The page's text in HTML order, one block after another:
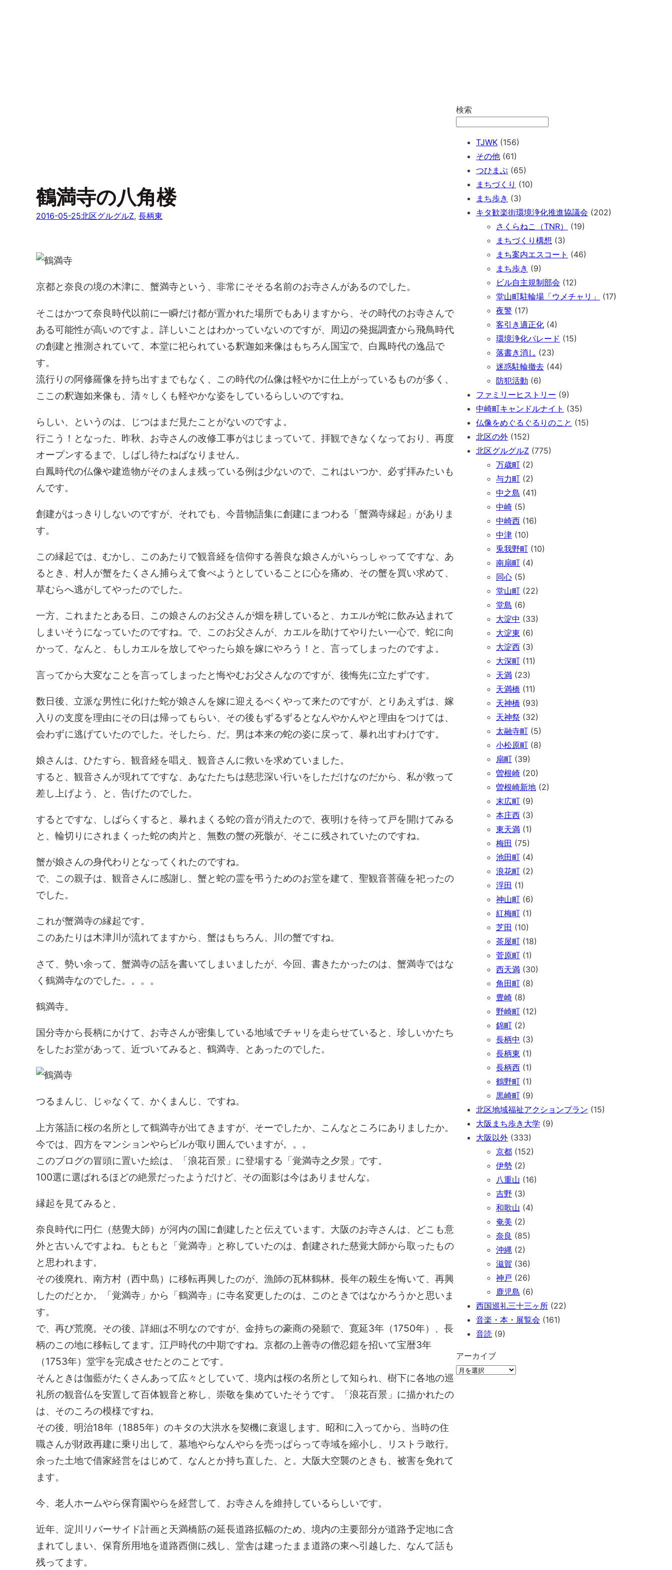
鶴満寺の八角楼
2016-05-25北区グルグルZ, 長柄東
京都と奈良の境の木津に、蟹満寺という、非常にそそる名前のお寺さんがあるのでした。
そこはかつて奈良時代以前に一瞬だけ都が置かれた場所でもありますから、その時代のお寺さんで
ある可能性が高いのですよ。詳しいことはわかっていないのですが、周辺の発掘調査から飛鳥時代
の創建と推測されていて、本堂に祀られている釈迦如来像はもちろん国宝で、白鳳時代の逸品で
す。
流行りの阿修羅像を持ち出すまでもなく、この時代の仏像は軽やかに仕上がっているものが多く、
ここの釈迦如来像も、清々しくも軽やかな姿をしているらしいのですね。
らしい、というのは、じつはまだ見たことがないのですよ。
行こう！となった、昨秋、お寺さんの改修工事がはじまっていて、拝観できなくなっており、再度
オープンするまで、しばし待たねばなりません。
白鳳時代の仏像や建造物がそのまんま残っている例は少ないので、これはいつか、必ず拝みたいも
んです。
創建がはっきりしないのですが、それでも、今昔物語集に創建にまつわる「蟹満寺縁起」がありま
す。
この縁起では、むかし、このあたりで観音経を信仰する善良な娘さんがいらっしゃってですな、あ
るとき、村人が蟹をたくさん捕らえて食べようとしていることに心を痛め、その蟹を買い求めて、
草むらへ逃がしてやったのでした。
一方、これまたとある日、この娘さんのお父さんが畑を耕していると、カエルが蛇に飲み込まれて
しまいそうになっていたのですね。で、このお父さんが、カエルを助けてやりたい一心で、蛇に向
かって、なんと、もしカエルを放してやったら娘を嫁にやろう！と、言ってしまったのですよ。
言ってから大変なことを言ってしまったと悔やむお父さんなのですが、後悔先に立たずです。
数日後、立派な男性に化けた蛇が娘さんを嫁に迎えるべくやって来たのですが、とりあえずは、嫁
入りの支度を理由にその日は帰ってもらい、その後もずるずるとなんやかんやと理由をつけては、
会わずに逃げていたのでした。そしたら、だ。男は本来の蛇の姿に戻って、暴れ出すわけです。
娘さんは、ひたすら、観音経を唱え、観音さんに救いを求めていました。
すると、観音さんが現れてですな、あなたたちは慈悲深い行いをしただけなのだから、私が救って
差し上げよう、と、告げたのでした。
するとですな、しばらくすると、暴れまくる蛇の音が消えたので、夜明けを待って戸を開けてみる
と、輪切りにされまくった蛇の肉片と、無数の蟹の死骸が、そこに残されていたのですね。
蟹が娘さんの身代わりとなってくれたのですね。
で、この親子は、観音さんに感謝し、蟹と蛇の霊を弔うためのお堂を建て、聖観音菩薩を祀ったの
でした。
これが蟹満寺の縁起です。
このあたりは木津川が流れてますから、蟹はもちろん、川の蟹ですね。
さて、勢い余って、蟹満寺の話を書いてしまいましたが、今回、書きたかったのは、蟹満寺ではな
く鶴満寺なのでした。。。。
鶴満寺。
国分寺から長柄にかけて、お寺さんが密集している地域でチャリを走らせていると、珍しいかたち
をしたお堂があって、近づいてみると、鶴満寺、とあったのでした。
つるまんじ、じゃなくて、かくまんじ、ですね。
上方落語に桜の名所として鶴満寺が出てきますが、そーでしたか、こんなところにありましたか。
今では、四方をマンションやらビルが取り囲んでいますが。。。
このブログの冒頭に置いた絵は、「浪花百景」に登場する「覚満寺之夕景」です。
100選に選ばれるほどの絶景だったようだけど、その面影は今はありませんな。
縁起を見てみると、
奈良時代に円仁（慈覺大師）が河内の国に創建したと伝えています。大阪のお寺さんは、どこも意
外と古いんですよね。もともと「覚満寺」と称していたのは、創建された慈覚大師から取ったもの
と思われます。
その後廃れ、南方村（西中島）に移転再興したのが、漁師の瓦林鶴林。長年の殺生を悔いて、再興
したのだとか。「覚満寺」から「鶴満寺」に寺名変更したのは、このときではなかろうかと思いま
す。
で、再び荒廃。その後、詳細は不明なのですが、金持ちの豪商の発願で、寛延3年（1750年）、長
柄のこの地に移転してます。江戸時代の中期ですね。京都の上善寺の僧忍鎧を招いて宝暦3年
（1753年）堂宇を完成させたとのことです。
そんときは伽藍がたくさんあって広々としていて、境内は桜の名所として知られ、樹下に各地の巡
礼所の観音仏を安置して百体観音と称し、崇敬を集めていたそうです。「浪花百景」に描かれたの
は、そのころの模様ですね。
その後、明治18年（1885年）のキタの大洪水を契機に衰退します。昭和に入ってから、当時の住
職さんが財政再建に乗り出して、墓地やらなんやらを売っぱらって寺域を縮小し、リストラ敢行。
余った土地で借家経営をはじめて、なんとか持ち直した、と。大阪大空襲のときも、被害を免れて
ます。
今、老人ホームやら保育園やらを経営して、お寺さんを維持しているらしいです。
近年、淀川リバーサイド計画と天満橋筋の延長道路拡幅のため、境内の主要部分が道路予定地に含
まれてしまい、保育所用地を道路西側に残し、堂舎は建ったまま道路の東へ引越した、なんて話も
残ってます。
検索
TJWK (156)
その他 (61)
つひまぶ (65)
まちづくり (10)
まち歩き (3)
キタ歓楽街環境浄化推進協議会 (202)
さくらねこ（TNR）
(19)
まちづくり構想 (3)
まち案内エスコート (46)
まち歩き (9)
ビル自主規制部会 (12)
堂山町駐輪場「ウメチャリ」
(17)
夜警 (17)
客引き適正化 (4)
環境浄化パレード (15)
落書き消し (23)
迷惑駐輪撤去 (44)
防犯活動 (6)
ファミリーヒストリー (9)
中崎町キャンドルナイト (35)
仏像をめぐるぐるりのこと (15)
北区の外 (152)
北区グルグルZ (775)
万歳町 (2)
与力町 (2)
中之島 (41)
中崎 (5)
中崎西 (16)
中津 (10)
兎我野町 (10)
南扇町 (4)
同心 (5)
堂山町 (22)
堂島 (6)
大淀中 (33)
大淀東 (6)
大淀西 (3)
大深町 (11)
天満 (23)
天満橋 (11)
天神橋 (93)
天神祭 (32)
太融寺町 (5)
小松原町 (8)
扇町 (39)
曽根崎 (20)
曽根崎新地 (2)
末広町 (9)
本庄西 (3)
東天満 (1)
梅田 (75)
池田町 (4)
浪花町 (2)
浮田 (1)
神山町 (6)
紅梅町 (1)
芝田 (10)
茶屋町 (18)
菅原町 (1)
西天満 (30)
角田町 (8)
豊崎 (8)
野崎町 (12)
錦町 (2)
長柄中 (3)
長柄東 (1)
長柄西 (1)
鶴野町 (1)
黒崎町 (9)
北区地域福祉アクションプラン (15)
大阪まち歩き大学 (9)
大阪以外 (333)
京都 (152)
伊勢 (2)
八重山 (16)
吉野 (3)
和歌山 (4)
奄美 (2)
奈良 (85)
沖縄 (2)
滋賀 (36)
神戸 (26)
鹿児島 (6)
西国巡礼三十三ヶ所 (22)
音楽・本・展覧会 (161)
音読 (9)
アーカイブ